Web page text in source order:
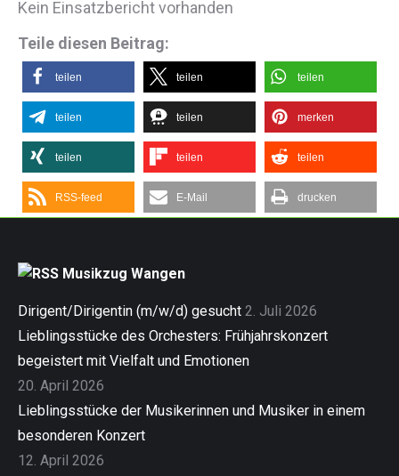
Kein Einsatzbericht vorhanden
Teile diesen Beitrag:
teilen teilen teilen
teilen teilen merken
teilen teilen teilen
RSS-feed E-Mail drucken
Musikzug Wangen
Dirigent/Dirigentin (m/w/d) gesucht 2. Juli 2026
Lieblingsstücke des Orchesters: Frühjahrskonzert
begeistert mit Vielfalt und Emotionen
20. April 2026
Lieblingsstücke der Musikerinnen und Musiker in einem
besonderen Konzert
12. April 2026